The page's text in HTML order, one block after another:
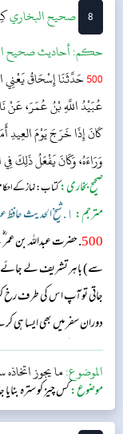
8 ‌‌صحيح البخاري
حکم:أحاديث صحيح
500حَدَّثَنَا إِسْحَاقُ يَعْنِي
عُبَيْدُ اللَّهِ بْنُ عُمَرَ، عَنْ
كَانَ إِذَا خَرَجَ يَوْمَ العِيدِ
وَرَاءَهُ، وَكَانَ يَفْعَلُ ذَلِكَ
صحیح بخاری:کتاب: نماز کے
مترجم: ١. شیخ الحدیث حافظ عبد الستار حماد (دار السلام)
500 . حضرت عبداللہ
سے) باہر تشریف لے جائے
جاتی تو آپ اس کی طرف رخ
دوران سفر میں بھی ایسا
ساتھ رکھنے کی عادت اپنا
الموضوع:ما يجوز
موضوع:کس چیز کو سترہ